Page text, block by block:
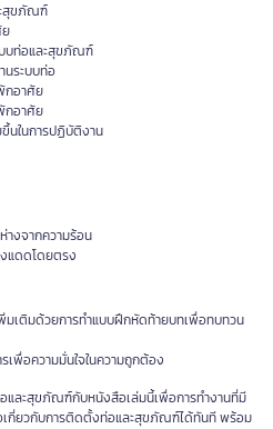
ะสุขภัณฑ์
บบท่อและสุขภัณฑ์
ระบบท่อ
กอาศัย
กอาศัย
นในการปฏิบัติงาน
างจากความร้อน
แดดโดยตรง
พิ่มเติมด้วยการทำแบบฝึกหัดท้ายบทเพื่อทบทวน
เพื่อความมั่นใจในความถูกต้อง
และสุขภัณฑ์กับหนังสือเล่มนี้เพื่อการทำงานที่มี
กี่ยวกับการติดตั้งท่อและสุขภัณฑ์ได้ทันที พร้อม